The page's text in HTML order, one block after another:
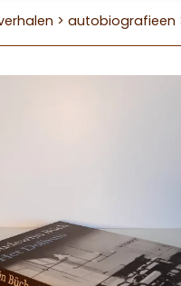
> autobiografieen